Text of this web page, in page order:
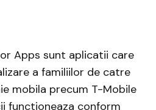
Apps sunt aplicatii care
a familiilor de catre
mobila precum T-Mobile
functioneaza conform